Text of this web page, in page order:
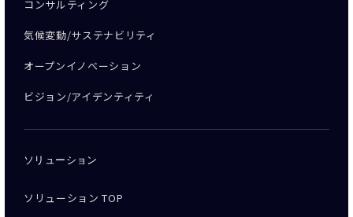
コンサルティング
気候変動/サステナビリティ
オープンイノベーション
ビジョン/アイデンティティ
ソリューション
ソリューション TOP